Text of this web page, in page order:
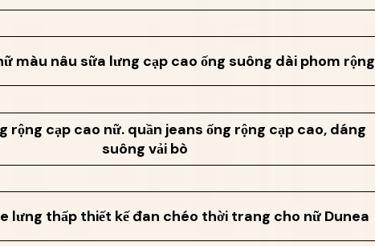
màu nâu sữa lưng cạp cao ống suông dài phom rộng
rộng cạp cao nữ. quần jeans ống rộng cạp cao, dáng
suông vải bò
lưng thấp thiết kế đan chéo thời trang cho nữ Dunea